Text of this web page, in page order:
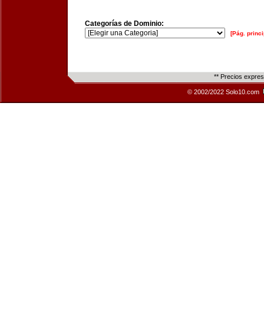
Categorías de Dominio:
[Pág.
** Precios
© 2002/2022 Solo10.com